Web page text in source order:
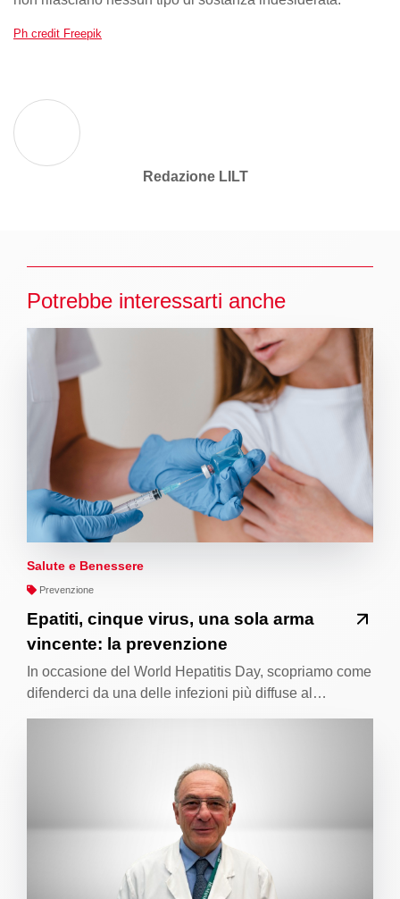
Ph credit Freepik
Redazione LILT
Potrebbe interessarti anche
Salute e Benessere
Prevenzione
Epatiti, cinque virus, una sola arma
vincente: la prevenzione
In occasione del World Hepatitis Day, scopriamo come
difenderci da una delle infezioni più diffuse al…